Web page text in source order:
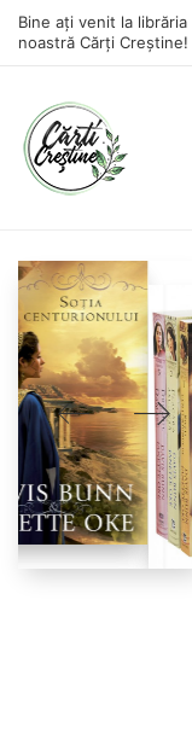
Bine ați venit la librăria
noastră Cărți Creștine!